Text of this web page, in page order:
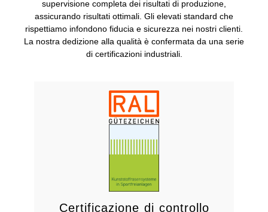
supervisione completa dei risultati di produzione,
assicurando risultati ottimali. Gli elevati standard che
rispettiamo infondono fiducia e sicurezza nei nostri clienti.
La nostra dedizione alla qualità è confermata da una serie
di certificazioni industriali.
Certificazione di controllo
emissioni di CO2 e forniscano un
Visitate il sito web di IAPMEI per
Portugal 2020.